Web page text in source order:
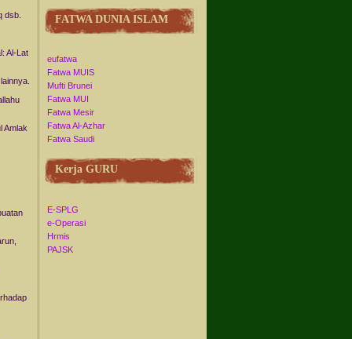
dsb.
Al-Lat
Amlak
FATWA DUNIA ISLAM
eufatwa
Fatwa MUIS
Mufti Brunei
Fatwa MUI
Fatwa Mesir
Fatwa Al-Azhar
Fatwa Saudi
Kerja GURU
E-SPLG
e-Operasi
Hrmis
PAJSK